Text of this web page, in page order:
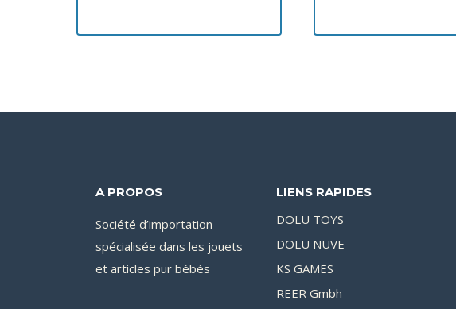
A PROPOS
Société d’importation
spécialisée dans les jouets
et articles pur bébés
LIENS RAPIDES
DOLU TOYS
DOLU NUVE
KS GAMES
REER Gmbh